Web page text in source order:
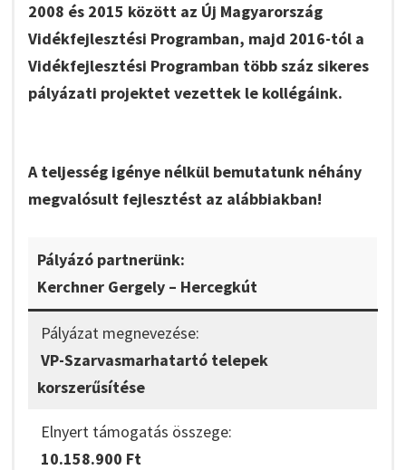
2008 és 2015 között az Új Magyarország
Vidékfejlesztési Programban, majd 2016-tól a
Vidékfejlesztési Programban több száz sikeres
pályázati projektet vezettek le kollégáink.
A teljesség igénye nélkül bemutatunk néhány
megvalósult fejlesztést az alábbiakban!
Pályázó partnerünk:
Kerchner Gergely – Hercegkút
Pályázat megnevezése:
VP-Szarvasmarhatartó telepek
korszerűsítése
Elnyert támogatás összege:
10.158.900 Ft